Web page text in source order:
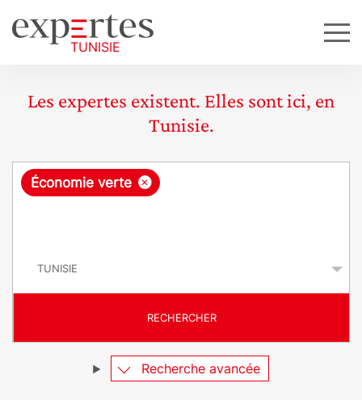
Les expertes existent. Elles sont ici, en
Tunisie.
R
ê
e
×
Économie verte
RECHERCHER
Recherche avancée